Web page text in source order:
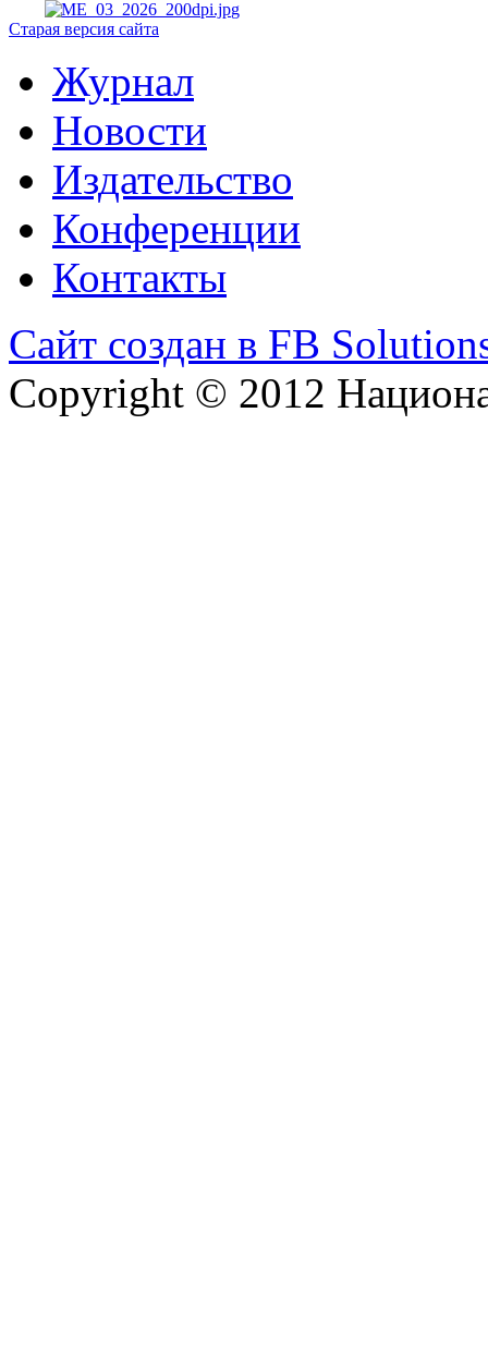
Старая версия сайта
Журнал
Новости
Издательство
Конференции
Контакты
Сайт создан в FB
Copyright © 2012